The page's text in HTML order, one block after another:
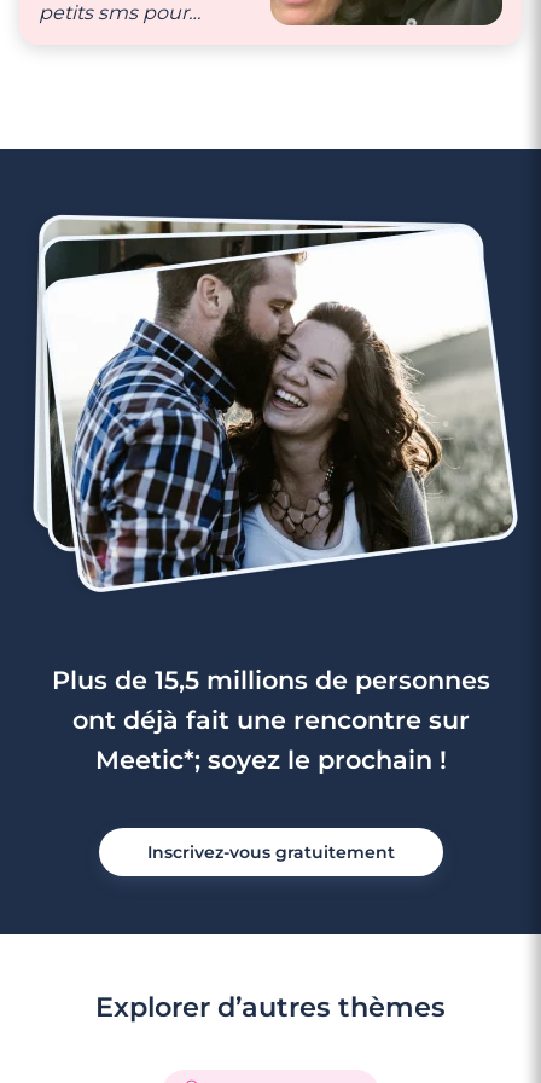
petits sms pour
Plus de 15,5 millions de personnes
ont déjà fait une rencontre sur
Meetic*; soyez le prochain !
Inscrivez-vous gratuitement
Explorer d’autres thèmes